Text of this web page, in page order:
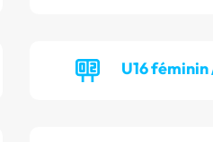
U16 féminin